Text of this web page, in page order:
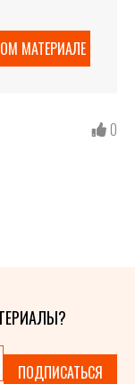
МАТЕРИАЛЕ
0
ПОДПИСАТЬСЯ